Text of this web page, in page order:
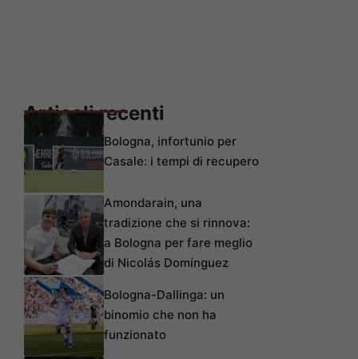
Articoli recenti
Bologna, infortunio per
Casale: i tempi di recupero
Amondarain, una
tradizione che si rinnova:
a Bologna per fare meglio
di Nicolás Domínguez
Bologna-Dallinga: un
binomio che non ha
funzionato